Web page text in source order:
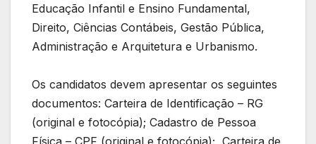
Educação Infantil e Ensino Fundamental,
Direito, Ciências Contábeis, Gestão Pública,
Administração e Arquitetura e Urbanismo.
Os candidatos devem apresentar os seguintes
documentos: Carteira de Identificação – RG
(original e fotocópia); Cadastro de Pessoa
Física – CPF (original e fotocópia); Carteira de